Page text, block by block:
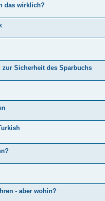
das wirklich?
Sicherheit des Sparbuchs
- aber wohin?